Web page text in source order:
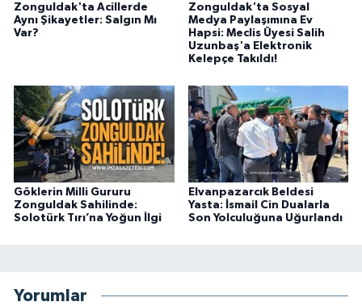
Zonguldak'ta Acillerde
Aynı Şikayetler: Salgın Mı
Var?
Zonguldak'ta Sosyal
Medya Paylaşımına Ev
Hapsi: Meclis Üyesi Salih
Uzunbaş'a Elektronik
Kelepçe Takıldı!
Göklerin Milli Gururu
Zonguldak Sahilinde:
Solotürk Tırı’na Yoğun İlgi
Elvanpazarcık Beldesi
Yasta: İsmail Cin Dualarla
Son Yolculuğuna Uğurlandı
Yorumlar